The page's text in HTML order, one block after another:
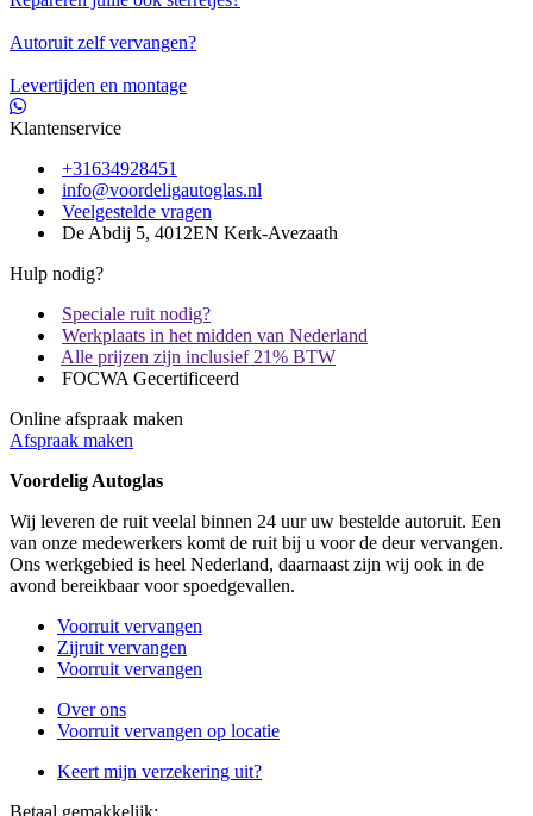
Autoruit zelf vervangen?
Levertijden en montage
Klantenservice
+31634928451
info@voordeligautoglas.nl
Veelgestelde vragen
De Abdij 5, 4012EN Kerk-Avezaath
Hulp nodig?
Speciale ruit nodig?
Werkplaats in het midden van Nederland
Alle prijzen zijn inclusief 21% BTW
FOCWA Gecertificeerd
Online afspraak maken
Afspraak maken
Voordelig Autoglas
Wij leveren de ruit veelal binnen 24 uur uw bestelde autoruit. Een
van onze medewerkers komt de ruit bij u voor de deur vervangen.
Ons werkgebied is heel Nederland, daarnaast zijn wij ook in de
avond bereikbaar voor spoedgevallen.
Voorruit vervangen
Zijruit vervangen
Voorruit vervangen
Over ons
Voorruit vervangen op locatie
Keert mijn verzekering uit?